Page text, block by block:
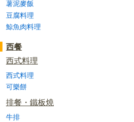
薯泥麥飯
豆腐料理
鯨魚肉料理
西餐
西式料理
西式料理
可樂餅
排餐・鐵板燒
牛排